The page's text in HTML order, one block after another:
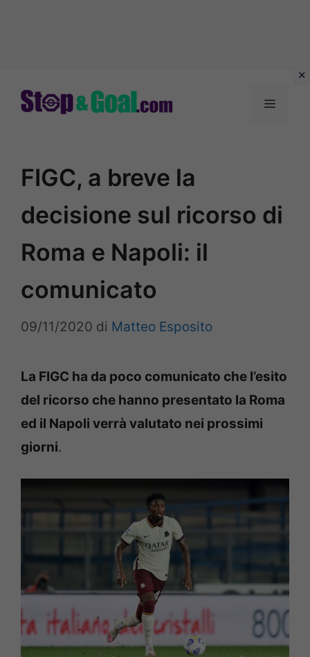
Menu
FIGC, a breve la
decisione sul ricorso di
Roma e Napoli: il
comunicato
09/11/2020 di Matteo Esposito
La FIGC ha da poco comunicato che l’esito
del ricorso che hanno presentato la Roma
ed il Napoli verrà valutato nei prossimi
giorni.